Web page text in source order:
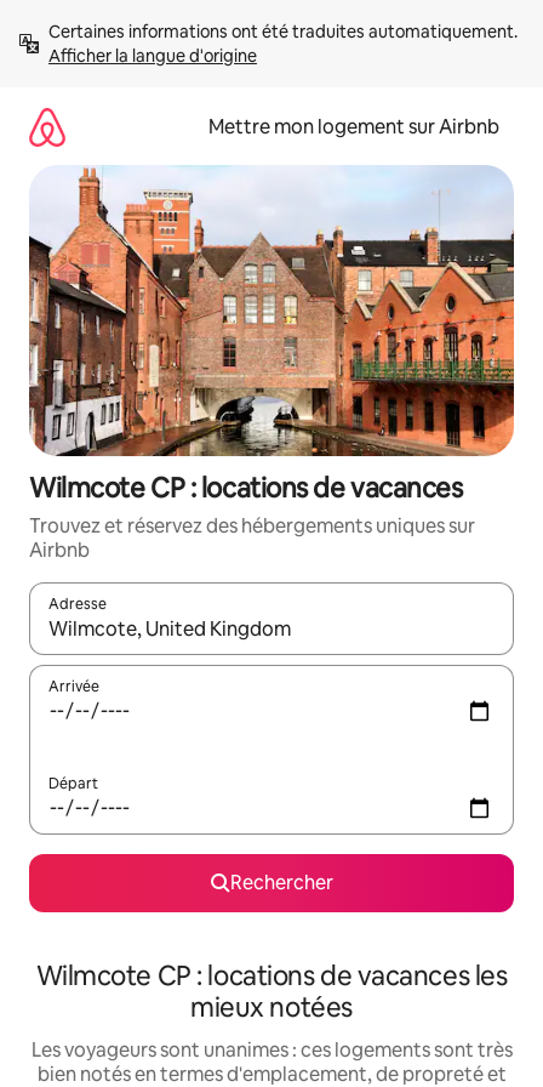
directement
Afficher la langue d'origine
Mettre mon logement sur Airbnb
Wilmcote CP : locations de vacances
Trouvez et réservez des hébergements uniques sur
Airbnb
Adresse
Lorsque les résultats s'affichent, utilisez les flèches vers le
Arrivée
Départ
Rechercher
Wilmcote CP : locations de vacances les
mieux notées
Les voyageurs sont unanimes : ces logements sont très
bien notés en termes d'emplacement, de propreté et